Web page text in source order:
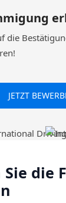
die
JETZT
die